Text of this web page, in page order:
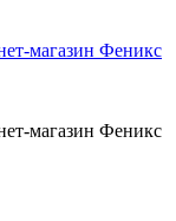
магазин Феникс
магазин Феникс